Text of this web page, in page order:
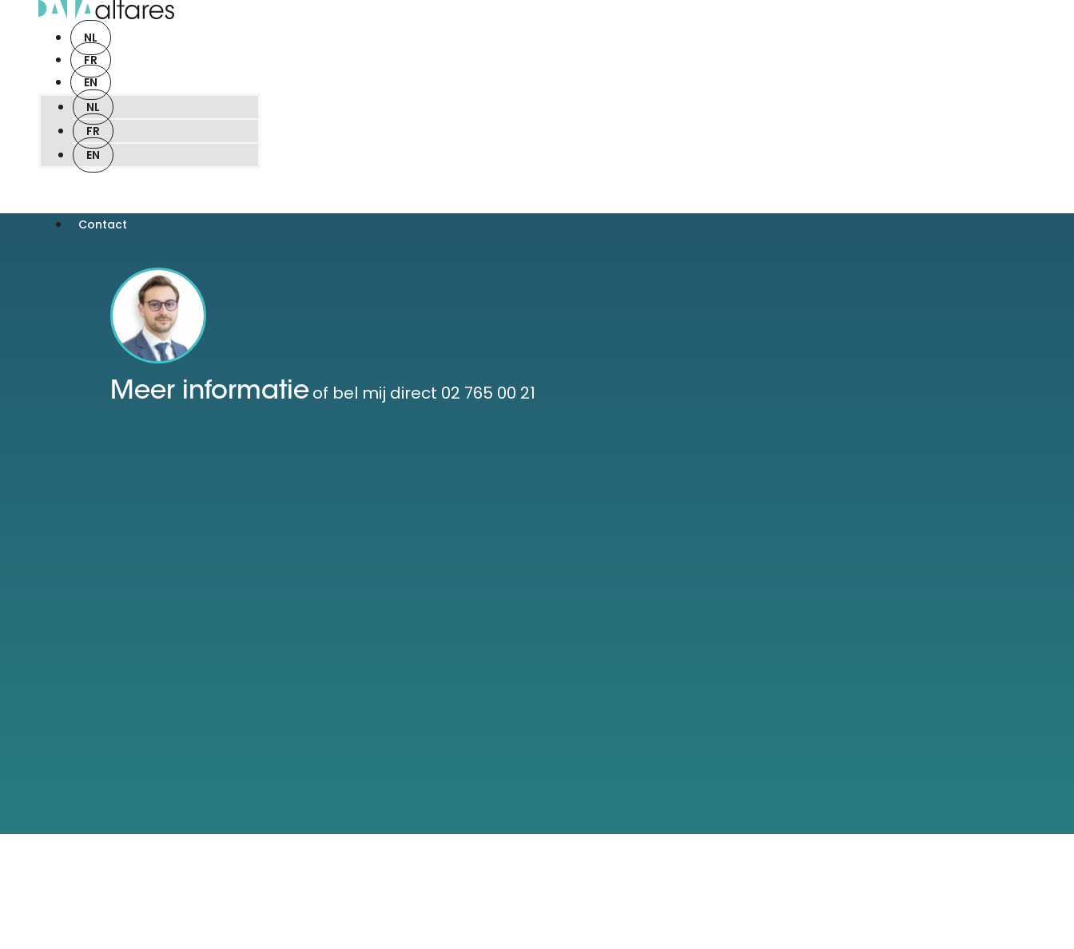
NL
FR
EN
NL
FR
EN
Contact
Meer informatieof bel mij direct 02 765 00 21